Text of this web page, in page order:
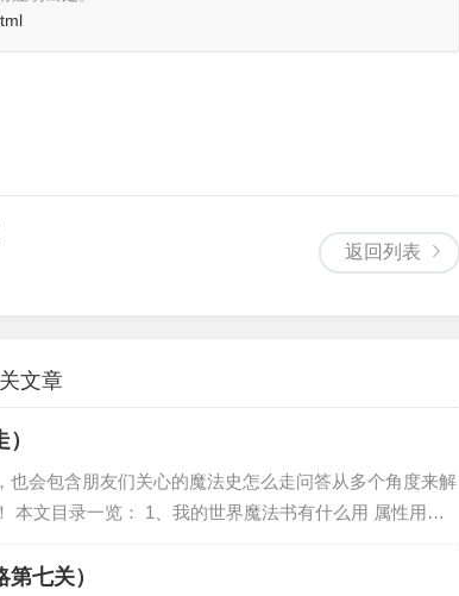
返回列表
文章
会包含朋友们关心的魔法史怎么走问答从多个角度来解
本文目录一览： 1、我的世界魔法书有什么用 属性用途
的世界里的魔法书怎么用 我的世界手机版魔法书怎么使
七关）